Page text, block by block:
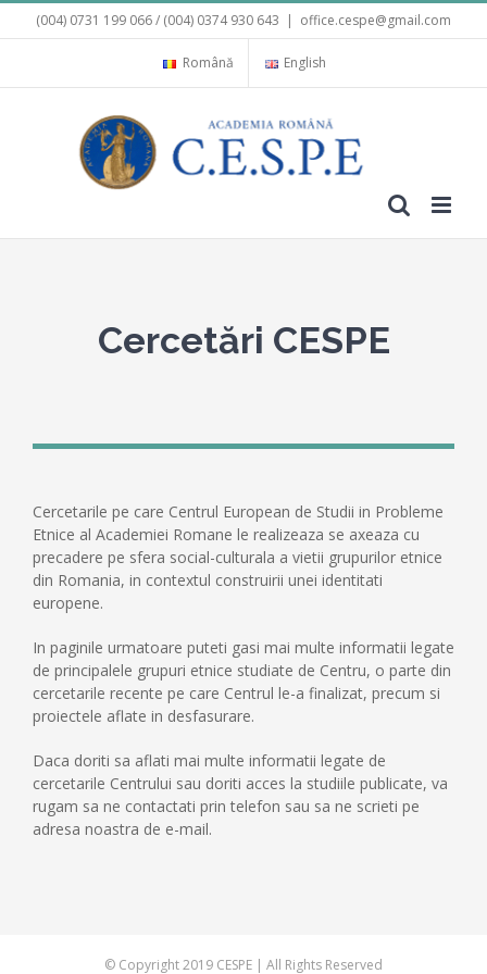
Skip
to
(004) 0731 199 066 / (004) 0374 930 643 | office.cespe@gmail.com
Română English
Cercetări CESPE
Cercetarile pe care Centrul European de Studii in Probleme
Etnice al Academiei Romane le realizeaza se axeaza cu
precadere pe sfera social-culturala a vietii grupurilor etnice
din Romania, in contextul construirii unei identitati
europene.
In paginile urmatoare puteti gasi mai multe informatii legate
de principalele grupuri etnice studiate de Centru, o parte din
cercetarile recente pe care Centrul le-a finalizat, precum si
proiectele aflate in desfasurare.
Daca doriti sa aflati mai multe informatii legate de
cercetarile Centrului sau doriti acces la studiile publicate, va
rugam sa ne contactati prin telefon sau sa ne scrieti pe
adresa noastra de e-mail.
© Copyright 2019 CESPE | All Rights Reserved